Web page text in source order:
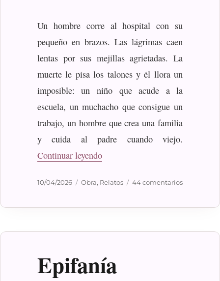
Un hombre corre al hospital con su
pequeño en brazos. Las lágrimas caen
lentas por sus mejillas agrietadas. La
muerte le pisa los talones y él llora un
imposible: un niño que acude a la
escuela, un muchacho que consigue un
trabajo, un hombre que crea una familia
y cuida al padre cuando viejo.
Continuar leyendo«Dolores ajenos»
Publicado
10/04/2026 Categorías
Obra, Relatos 44 comentariosen
Epifanía